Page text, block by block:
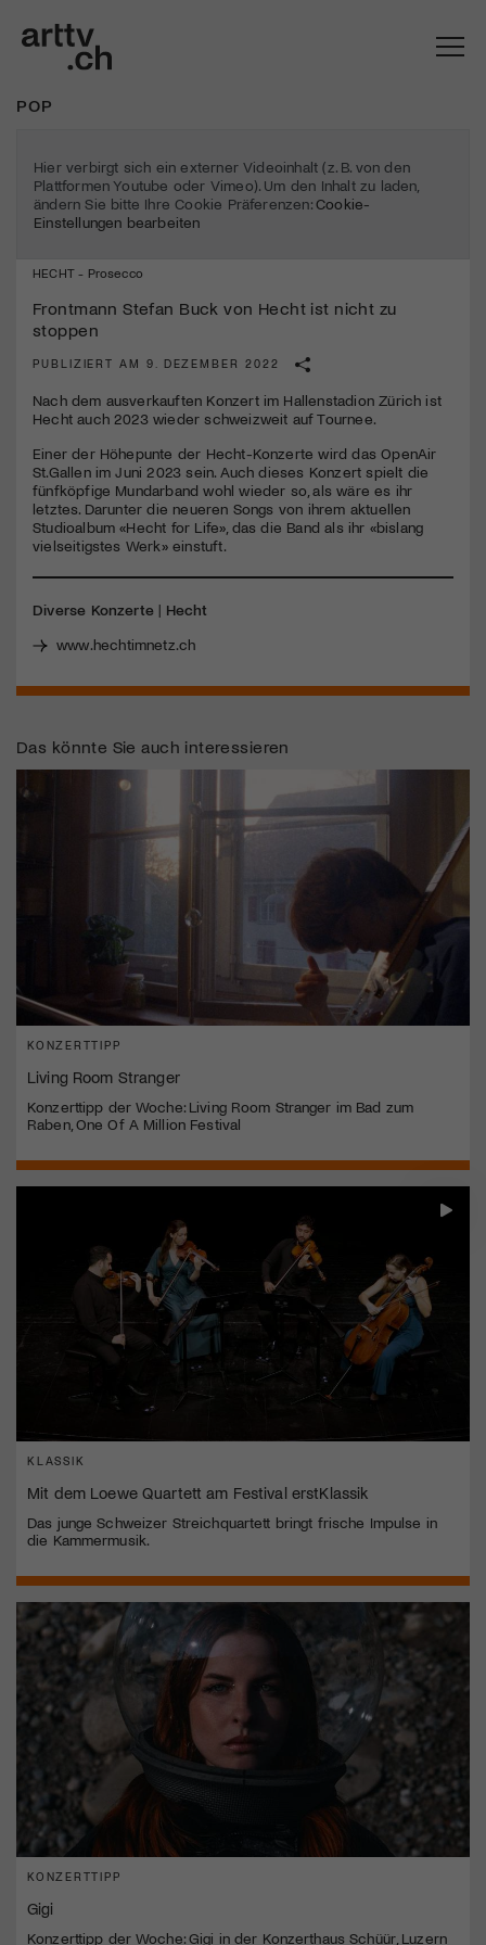
POP
Hier verbirgt sich ein externer Videoinhalt (z. B. von den
Plattformen Youtube oder Vimeo). Um den Inhalt zu laden,
ändern Sie bitte Ihre Cookie Präferenzen:Cookie-
Einstellungen bearbeiten
HECHT - Prosecco
Frontmann Stefan Buck von Hecht ist nicht zu
stoppen
PUBLIZIERT AM 9. DEZEMBER 2022
Nach dem ausverkauften Konzert im Hallenstadion Zürich ist
Hecht auch 2023 wieder schweizweit auf Tournee.
Einer der Höhepunte der Hecht-Konzerte wird das OpenAir
St.Gallen im Juni 2023 sein. Auch dieses Konzert spielt die
fünfköpfige Mundarband wohl wieder so, als wäre es ihr
letztes. Darunter die neueren Songs von ihrem aktuellen
Studioalbum «Hecht for Life», das die Band als ihr «bislang
vielseitigstes Werk» einstuft.
Diverse Konzerte | Hecht
www.hechtimnetz.ch
Das könnte Sie auch interessieren
KONZERTTIPP
Living Room Stranger
Konzerttipp der Woche: Living Room Stranger im Bad zum
Raben, One Of A Million Festival
KLASSIK
Mit dem Loewe Quartett am Festival erstKlassik
Das junge Schweizer Streichquartett bringt frische Impulse in
die Kammermusik.
KONZERTTIPP
Gigi
Konzerttipp der Woche: Gigi in der Konzerthaus Schüür, Luzern
Mach mit: «Be Part of the Art»!
Engagiere dich als Kulturliebhaber:in, Kulturschaffende(r) oder
Mit deiner Mitgliedschaft erhältst du kostenlosen Zugang zu
diversen Kulturevents.
Jetzt Mitglied werden